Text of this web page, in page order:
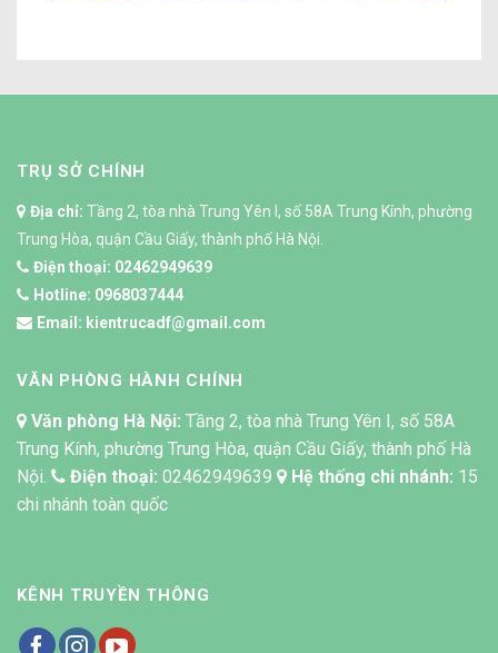
TRỤ SỞ CHÍNH
Địa chỉ: Tầng 2, tòa nhà Trung Yên I, số 58A Trung Kính, phường
Trung Hòa, quận Cầu Giấy, thành phố Hà Nội.
Điện thoại: 02462949639
Hotline: 0968037444
Email: kientrucadf@gmail.com
VĂN PHÒNG HÀNH CHÍNH
Văn phòng Hà Nội: Tầng 2, tòa nhà Trung Yên I, số 58A
Trung Kính, phường Trung Hòa, quận Cầu Giấy, thành phố Hà
Nội.
Điện thoại: 02462949639 Hệ thống chi nhánh: 15
chi nhánh toàn quốc
KÊNH TRUYỀN THÔNG